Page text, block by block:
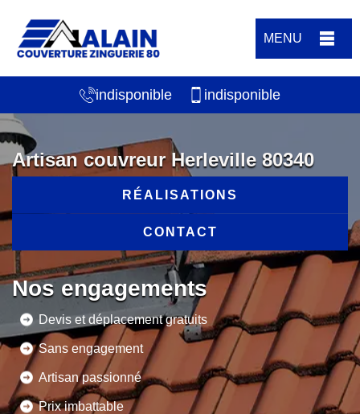
MENU
indisponible indisponible
Artisan couvreur Herleville 80340
RÉALISATIONS
CONTACT
Nos engagements
Devis et déplacement gratuits
Sans engagement
Artisan passionné
Prix imbattable